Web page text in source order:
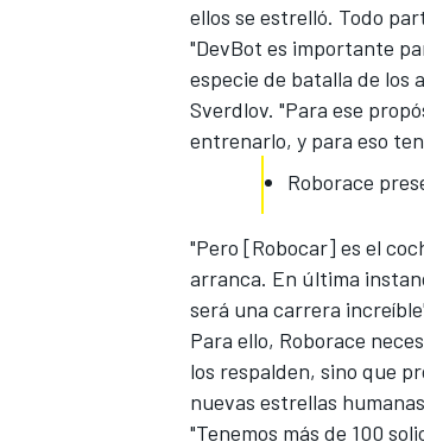
ellos se estrelló. Todo
"DevBot es importante
especie de batalla de los
Sverdlov. "Para ese
entrenarlo, y para eso
Roborace
"Pero [Robocar] es el
arranca. En última
será una carrera
Para ello, Roborace
los respalden, sino que
nuevas estrellas
"Tenemos más de 100